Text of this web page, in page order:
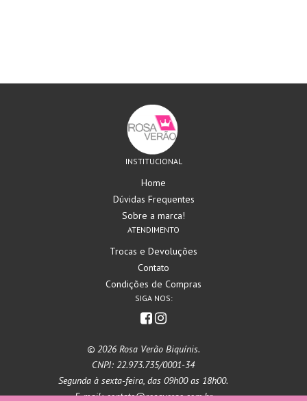
INSTITUCIONAL
Home
Dúvidas Frequentes
Sobre a marca!
ATENDIMENTO
Trocas e Devoluções
Contato
Condições de Compras
SIGA NOS:
© 2026 Rosa Verão Biquínis.
CNPJ: 22.973.735/0001-34
Segunda à sexta-feira, das 09h00 as 18h00.
E-mail: contato@rosaverao.com.br